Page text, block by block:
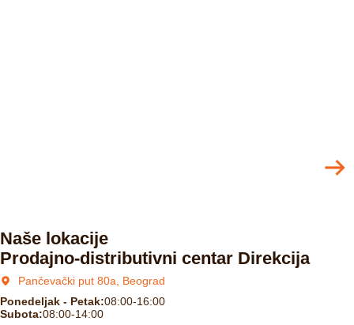
Naše lokacije
Prodajno-distributivni centar Direkcija
Pančevački put 80a, Beograd
Ponedeljak - Petak:08:00-16:00
Subota:08:00-14:00